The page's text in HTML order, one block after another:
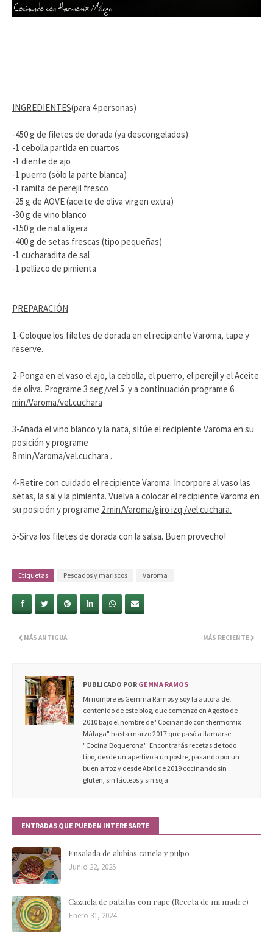
INGREDIENTES(para 4 personas)
-450 g de filetes de dorada (ya descongelados)
-1 cebolla partida en cuartos
-1 diente de ajo
-1 puerro (sólo la parte blanca)
-1 ramita de perejil fresco
-25 g de AOVE (aceite de oliva virgen extra)
-30 g de vino blanco
-150 g de nata ligera
-400 g de setas frescas (tipo pequeñas)
-1 cucharadita de sal
-1 pellizco de pimienta
PREPARACIÓN
1-Coloque los filetes de dorada en el recipiente Varoma, tape y
reserve.
2-Ponga en el vaso el ajo, la cebolla, el puerro, el perejil y el Aceite
de oliva. Programe 3 seg/vel.5 y a continuación programe 6
min/Varoma/vel.cuchara
3-Añada el vino blanco y la nata, sitúe el recipiente Varoma en su
posición y programe
8 min/Varoma/vel.cuchara .
4-Retire con cuidado el recipiente Varoma. Incorpore al vaso las
setas, la sal y la pimienta. Vuelva a colocar el recipiente Varoma en
su posición y programe 2 min/Varoma/giro izq./vel.cuchara.
5-Sirva los filetes de dorada con la salsa. Buen provecho!
Etiquetas Pescados y mariscos Varoma
MÁS RECIENTE
MÁS ANTIGUA
PUBLICADO POR GEMMA RAMOS
Mi nombre es Gemma Ramos y soy la autora del
contenido de este blog, que comenzó en Agosto de
2010 bajo el nombre de "Cocinando con thermomix
Málaga" hasta marzo 2017 que pasó a llamarse
"Cocina Boquerona". Encontrarás recetas de todo
tipo, desde un apertivo a un postre, pasando por un
buen arroz y desde Abril de 2019 cocinando sin
gluten, sin lácteos y sin soja.
ENTRADAS QUE PUEDEN INTERESARTE
Ensalada de alubias canela y pulpo
Junio 22, 2025
Cazuela de patatas con rape (Receta de mi madre)
Enero 31, 2024